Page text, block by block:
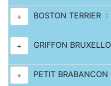
+ BOSTON TERRIER
+ GRIFFON
+ PETIT